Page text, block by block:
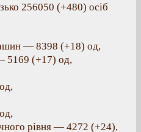
256050 (+480) осіб
— 8398 (+18) од,
5169 (+17) од,
рівня — 4272 (+24),